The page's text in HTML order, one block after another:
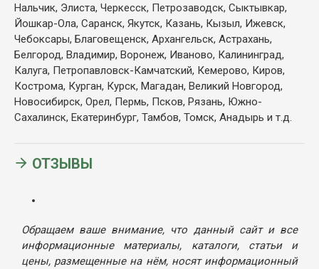
Нальчик, Элиста, Черкесск, Петрозаводск, Сыктывкар,
Йошкар-Ола, Саранск, Якутск, Казань, Кызыл, Ижевск,
Чебоксары, Благовещенск, Архангельск, Астрахань,
Белгород, Владимир, Воронеж, Иваново, Калининград,
Калуга, Петропавловск-Камчатский, Кемерово, Киров,
Кострома, Курган, Курск, Магадан, Великий Новгород,
Новосибирск, Орел, Пермь, Псков, Рязань, Южно-
Сахалинск, Екатеринбург, Тамбов, Томск, Анадырь и т.д.
ОТЗЫВЫ
Обращаем ваше внимание, что данный сайт и все
информационные материалы, каталоги, статьи и
цены, размещенные на нём, носят информационный